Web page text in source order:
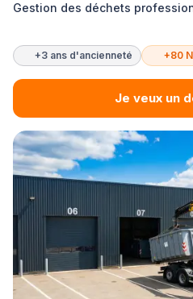
Gestion des déchets
+3 ans d'ancienneté +80
Je veux un